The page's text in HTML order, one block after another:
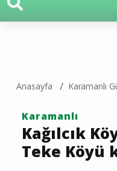
Anasayfa Karamanlı
Karamanlı
Kağılcık
Teke Köyü